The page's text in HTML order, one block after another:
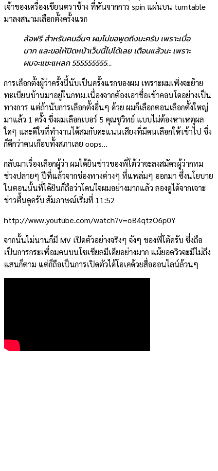
เจ้าของเครื่องเขียนตราช้าง ที่หันจากการ spin แผ่นบน turntable
มาลงสนามเลือกตั้งครั้งแรก
ล้อฟรี สำหรับคนอื่นๆ ผมไม่ขอพูดถึงนะครับ เพราะเบื่อ
มาก และขอให้ปิดหน้าเว็บนี้ไปได้เลย เตือนแล้วนะ เพราะ
ผมจะแซะแหลก 555555555…
การเลือกตั้งผู้ว่าครั้งนี้นับเป็นครั้งแรกของผม เพราะผมเพิ่งจะย้าย
ทะเบียนบ้านมาอยู่ในกทม.เนื่องจากต้องเอาชื่อเข้าคอนโดอย่างเป็น
ทางการ แต่ถ้านับการเลือกตั้งอื่นๆ ด้วย ผมก็เลือกตอนเลือกตั้งใหญ่
มาแล้ว 1 ครั้ง ซึ่งผมเลือกเบอร์ 5 คุณชูวิทย์ แบบไม่ต้องหาเหตุผล
ใดๆ และดีใจที่ทำงานได้สมกับคะแนนเสียงที่มีคนเลือกให้เข้าไป ซึ่ง
ก็ดีกว่าคนเกือบทั้งสภาเลย oops…
กลับมาเรื่องเลือกผู้ว่า ผมได้ยินข่าวของพี่โต้ว่าจะลงสมัครผู้ว่ากทม
ช่วงปลายๆ ปีที่แล้วจากช่องทางต่างๆ ที่แพล่มๆ ออกมา ซึ่งนโยบาย
ในตอนนั้นที่ได้ยินก็ถือว่าโดนใจผมอย่างมากแล้ว ลองดูได้จากเจาะ
ข่าวตื้นดูครับ สัมภาษณ์เริ่มที่ 11:52
http://www.youtube.com/watch?v=oB4qtzO6p0Y
จากนั้นไม่นานก็มี MV เปิดตัวอย่างจริงๆ จังๆ ของพี่โต้ครับ ซึ่งถือ
เป็นการกระเพื่อมคนบนโซเชียลมีเดียอย่างมาก แม้ยอดวิวจะมีไม่ถึง
แสนก็ตาม แต่ก็ถือเป็นการเปิดตัวได้โอเคด้วยสื่อออนไลน์ล้วนๆ